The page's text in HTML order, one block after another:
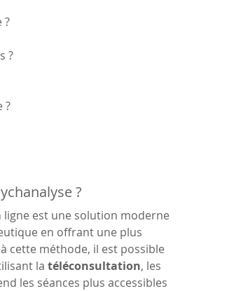
?
?
?
?
ligne est une solution moderne
en offrant une plus
cette méthode, il est possible
la téléconsultation, les
les séances plus accessibles